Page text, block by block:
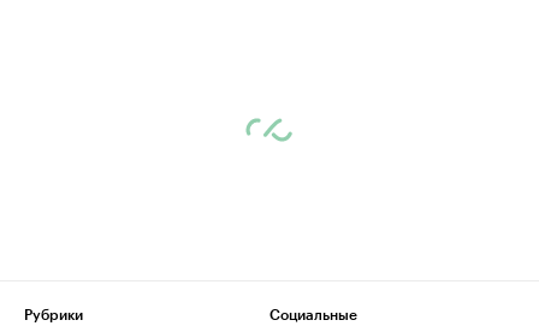
Рубрики
Социальные